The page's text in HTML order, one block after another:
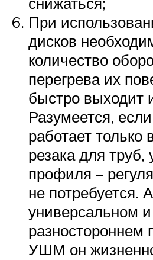
При
дисков
количество
перегрева их
быстро выходит
Разумеется,
работает только
резака для труб,
профиля –
не потребуется.
универсальном и
разностороннем
УШМ он